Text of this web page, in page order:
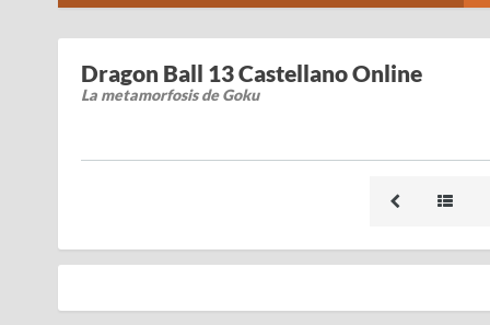
Dragon Ball 13 Castellano Online
La metamorfosis de Goku